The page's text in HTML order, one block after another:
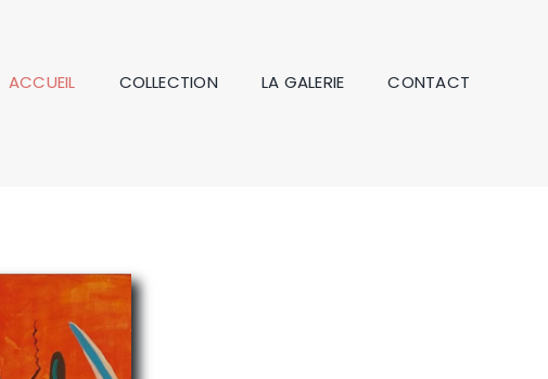
ACCUEIL COLLECTION LA GALERIE CONTACT